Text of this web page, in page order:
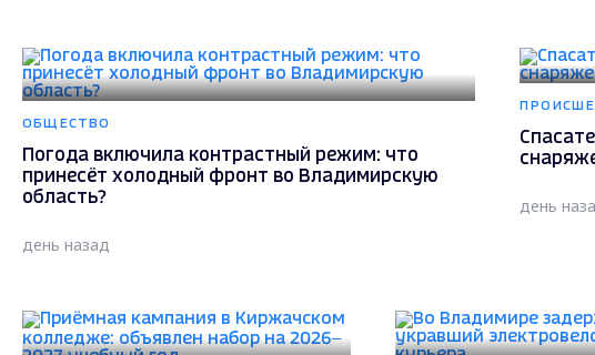
ОБЩЕСТВО
Погода включила контрастный режим: что
принесёт холодный фронт во Владимирскую
область?
день назад
день